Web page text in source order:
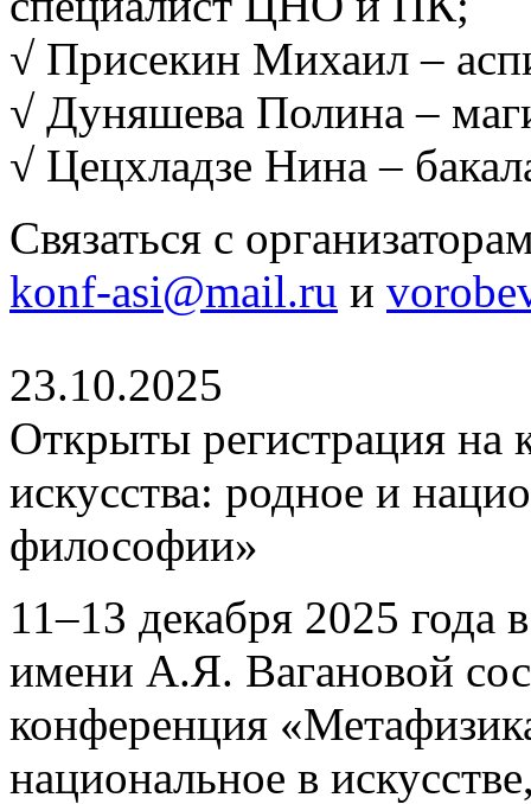
√ Присекин Михаил –
√ Дуняшева Полина –
√ Цецхладзе Нина –
Связаться с
konf-asi@mail.ru и
23.10.2025
Открыты регистрация
искусства: родное и
философии»
11–13 декабря 2025 года
имени А.Я. Вагановой
конференция
национальное в